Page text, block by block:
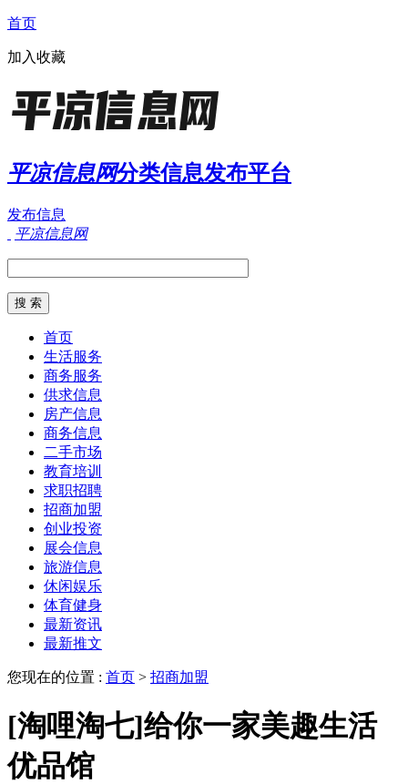
首页
加入收藏
平凉信息网分类信息发布平台
发布信息
平凉信息网
首页
生活服务
商务服务
供求信息
房产信息
商务信息
二手市场
教育培训
求职招聘
招商加盟
创业投资
展会信息
旅游信息
休闲娱乐
体育健身
最新资讯
最新推文
您现在的位置 : 首页 > 招商加盟
[淘哩淘七]给你一家美趣生活
优品馆